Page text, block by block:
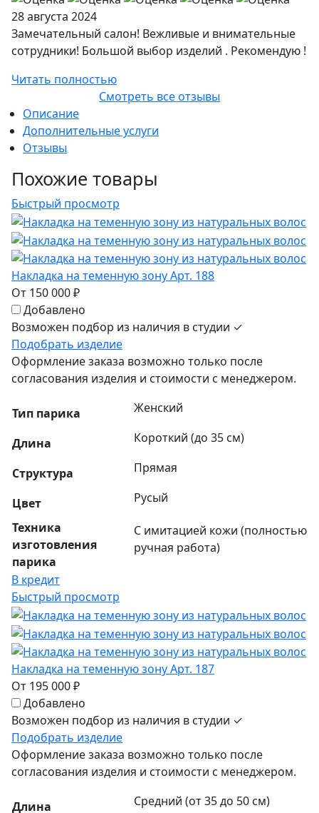
28 августа 2024
Замечательный салон! Вежливые и внимательные
сотрудники! Большой выбор изделий . Рекомендую !
Читать полностью
Смотреть все отзывы
Описание
Дополнительные услуги
Отзывы
Похожие товары
Быстрый просмотр
Накладка на теменную зону Арт. 188
От 150 000 ₽
Добавлено
Возможен подбор из наличия в студии ✓
Подобрать изделие
Оформление заказа возможно только после
согласования изделия и стоимости с менеджером.
Тип парика Женский
Длина Короткий (до 35 см)
Структура Прямая
Цвет
Русый
Техника
изготовления
парика
С имитацией кожи (полностью
ручная работа)
В кредит
Быстрый просмотр
Накладка на теменную зону Арт. 187
От 195 000 ₽
Добавлено
Возможен подбор из наличия в студии ✓
Подобрать изделие
Оформление заказа возможно только после
согласования изделия и стоимости с менеджером.
Длина Средний (от 35 до 50 см)